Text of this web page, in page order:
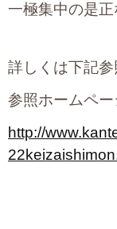
一極集中の是正
詳しくは下記参
参照ホームペ
http://